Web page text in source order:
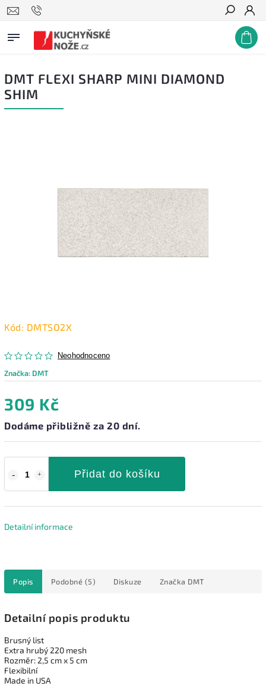
Hledat
DMT FLEXI SHARP MINI DIAMOND
SHIM
Kód: DMTSO2X
Neohodnoceno
Značka: DMT
309 Kč
Dodáme přibližně za 20 dní.
Přidat do košíku
Detailní informace
Popis Podobné (5) Diskuze Značka DMT
Detailní popis produktu
Brusný list
Extra hrubý 220 mesh
Rozměr: 2,5 cm x 5 cm
Flexibilní
Made in USA